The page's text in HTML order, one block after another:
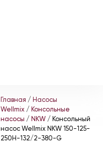
Главная / Насосы
Wellmix / Консольные
насосы / NKW / Консольный
насос Wellmix NKW 150-125-
250H-132/2-380-G